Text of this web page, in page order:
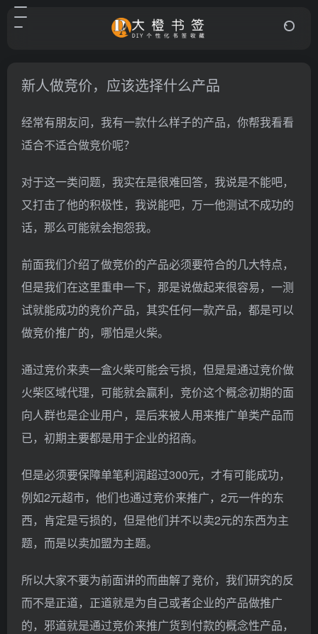
新人做竞价，应该选择什么产品
经常有朋友问，我有一款什么样子的产品，你帮我看看
适合不适合做竞价呢？
对于这一类问题，我实在是很难回答，我说是不能吧，
又打击了他的积极性，我说能吧，万一他测试不成功的
话，那么可能就会抱怨我。
前面我们介绍了做竞价的产品必须要符合的几大特点，
但是我们在这里重申一下，那是说做起来很容易，一测
试就能成功的竞价产品，其实任何一款产品，都是可以
做竞价推广的，哪怕是火柴。
通过竞价来卖一盒火柴可能会亏损，但是是通过竞价做
火柴区域代理，可能就会赢利，竞价这个概念初期的面
向人群也是企业用户，是后来被人用来推广单类产品而
已，初期主要都是用于企业的招商。
但是必须要保障单笔利润超过300元，才有可能成功，
例如2元超市，他们也通过竞价来推广，2元一件的东
西，肯定是亏损的，但是他们并不以卖2元的东西为主
题，而是以卖加盟为主题。
所以大家不要为前面讲的而曲解了竞价，我们研究的反
而不是正道，正道就是为自己或者企业的产品做推广
的，邪道就是通过竞价来推广货到付款的概念性产品，